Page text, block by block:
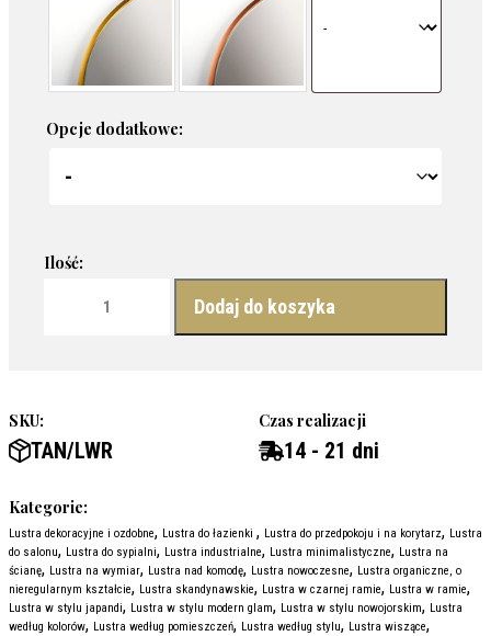
Opcje dodatkowe:
ilość LUSTRO O ORGANICZNYM KSZTAŁCIE W CZARNEJ
Dodaj do koszyka
SKU:
TAN/LWR
Czas realizacji
14 - 21 dni
Kategorie:
Lustra dekoracyjne i ozdobne, Lustra do łazienki , Lustra do przedpokoju i na korytarz, Lustra
do salonu, Lustra do sypialni, Lustra industrialne, Lustra minimalistyczne, Lustra na
ścianę, Lustra na wymiar, Lustra nad komodę, Lustra nowoczesne, Lustra organiczne, o
nieregularnym kształcie, Lustra skandynawskie, Lustra w czarnej ramie, Lustra w ramie,
Lustra w stylu japandi, Lustra w stylu modern glam, Lustra w stylu nowojorskim, Lustra
według kolorów, Lustra według pomieszczeń, Lustra według stylu, Lustra wiszące,